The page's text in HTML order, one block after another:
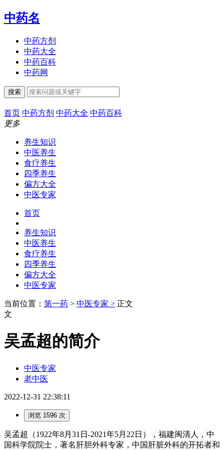
中药名
中药方剂
中药大全
中药百科
中药网
搜索
首页 中药方剂 中药大全 中药百科
更多
养生知识
中医养生
食疗养生
四季养生
偏方大全
中医专家
首页
养生知识
中医养生
食疗养生
四季养生
偏方大全
中医专家
当前位置： 第一药 > 中医专家 > 正文
文
吴孟超的简介
中医专家
老中医
2022-12-31 22:38:11
浏览 1596 次
吴孟超（1922年8月31日-2021年5月22日），福建闽清人，中
国科学院院士，著名肝胆外科专家，中国肝脏外科的开拓者和